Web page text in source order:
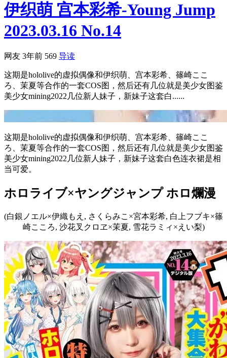
伊织萌 宫本彩希-Young Jump
2023.03.16 No.14
网友 3年前 569 导读
这期是hololive的虚拟偶像和伊织萌、宫本彩希、篠崎ここ
ろ、茉夏等合作的一套COS图，然后还有几位就是美少女图鉴
美少女mining2022几位新人妹子，新妹子这套白......
这期是hololive的虚拟偶像和伊织萌、宫本彩希、篠崎ここ
ろ、茉夏等合作的一套COS图，然后还有几位就是美少女图鉴
美少女mining2022几位新人妹子，新妹子这套白色连衣裙是相
当可爱。
ホロライブ×ヤングジャンプ ホロ爛漫
(白銀ノエル×伊織もえ, さくらみこ×宮本彩希, 白上フブキ×篠
崎こころ, 沙花叉クロヱ×茉夏, 雪花ラミィ×えい梨)